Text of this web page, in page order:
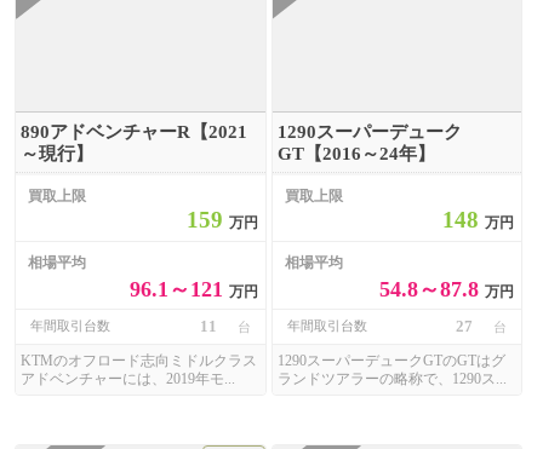
890アドベンチャーR【2021
～現行】
買取上限
159 万円
相場平均
96.1～121 万円
年間取引台数 11 台
KTMのオフロード志向ミドルクラス
アドベンチャーには、2019年モ...
1290スーパーデューク
GT【2016～24年】
買取上限
148万円
相場平均
54.8～87.8万円
年間取引台数 27 台
1290スーパーデュークGTのGTはグ
ランドツアラーの略称で、1290ス...